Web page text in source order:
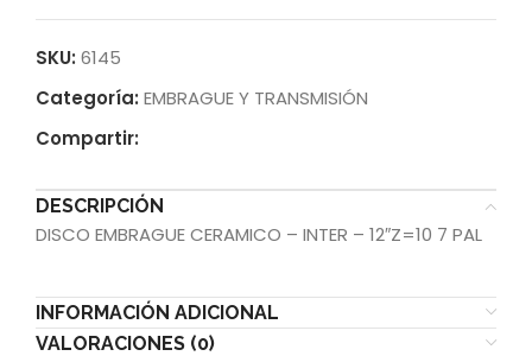
SKU: 6145
Categoría: EMBRAGUE Y TRANSMISIÓN
Compartir:
DESCRIPCIÓN
DISCO EMBRAGUE CERAMICO – INTER – 12″Z=10 7 PAL
INFORMACIÓN ADICIONAL
VALORACIONES (0)